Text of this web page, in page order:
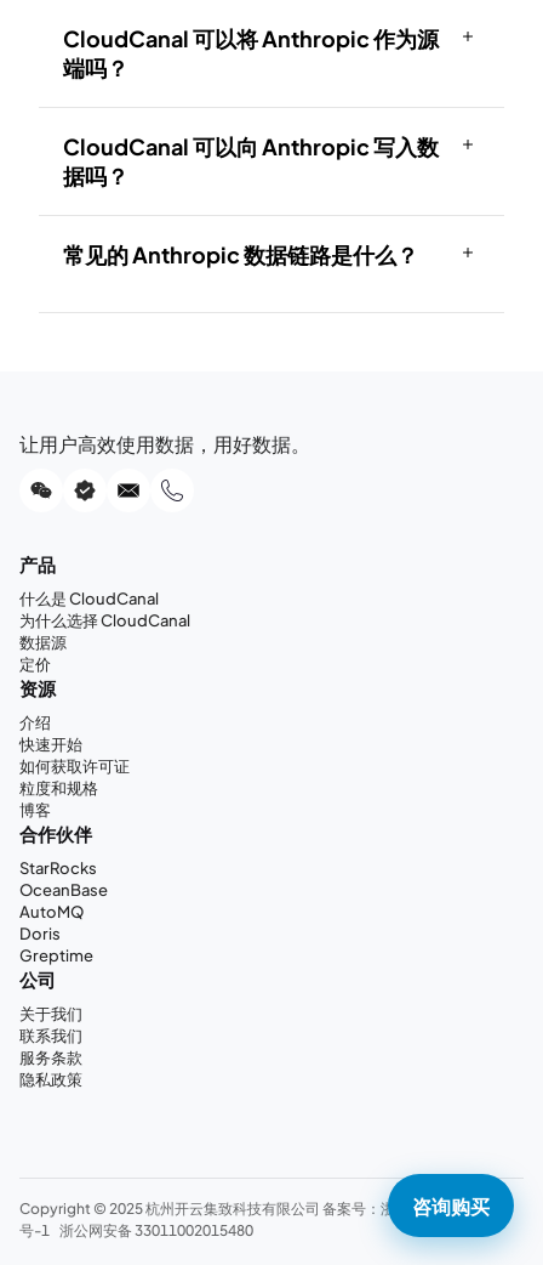
CloudCanal 可以将 Anthropic 作为源
端吗？
CloudCanal 可以向 Anthropic 写入数
据吗？
常见的 Anthropic 数据链路是什么？
让用户高效使用数据，用好数据。
产品
什么是 CloudCanal
为什么选择 CloudCanal
数据源
定价
资源
介绍
快速开始
如何获取许可证
粒度和规格
博客
合作伙伴
StarRocks
OceanBase
AutoMQ
Doris
Greptime
公司
关于我们
联系我们
服务条款
隐私政策
Copyright © 2025 杭州开云集致科技有限公司 备案号： 浙ICP备20007605
号-1 浙公网安备 33011002015480
咨询购买